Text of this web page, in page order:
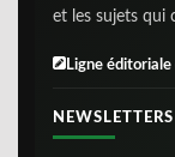
et les sujets qui
Ligne éditoriale
NEWSLETTERS